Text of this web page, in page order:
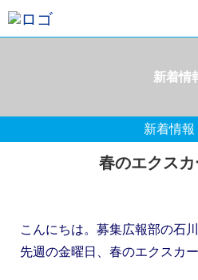
新着情
新着情報
春のエクス
こんにちは。募集広報部の石川
先週の金曜日、春のエクスカ